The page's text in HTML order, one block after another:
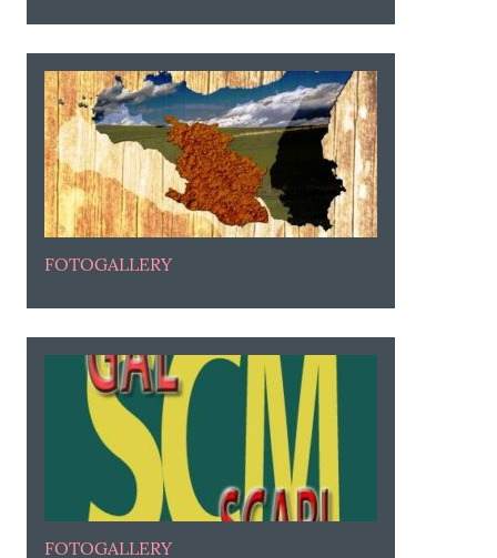
FOTOGALLERY
FOTOGALLERY